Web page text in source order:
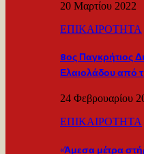
20 Μαρτίου 2022
ΕΠΙΚΑΙΡΟΤΗΤΑ
8ος Παγκρήτιος
Ελαιολάδου από
24 Φεβρουαρίου
ΕΠΙΚΑΙΡΟΤΗΤΑ
«Άμεσα μέτρα